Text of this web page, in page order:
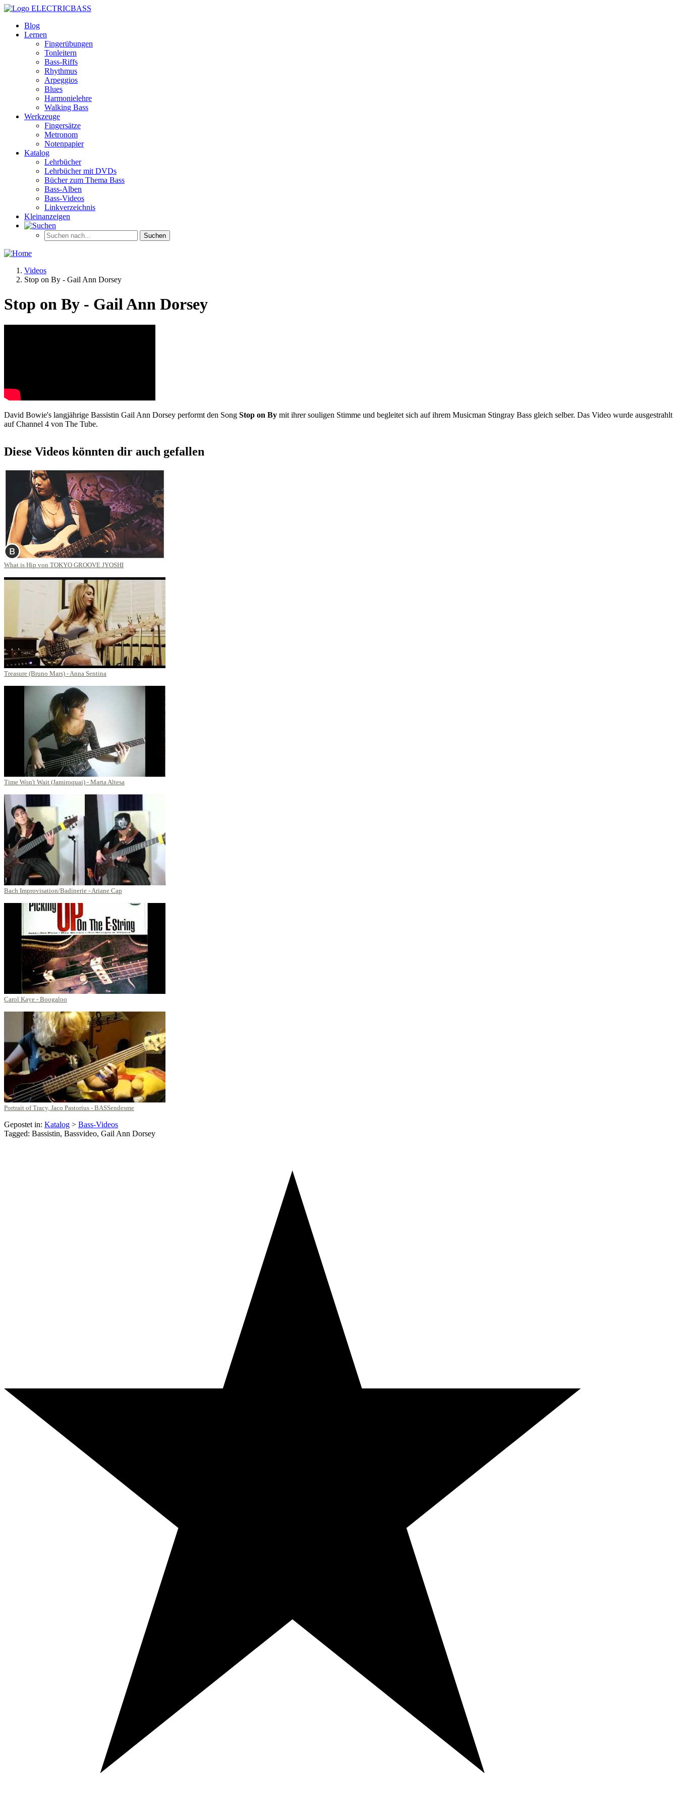
ELECTRICBASS
Blog
Lernen
Fingerübungen
Tonleitern
Bass-Riffs
Rhythmus
Arpeggios
Blues
Harmonielehre
Walking Bass
Werkzeuge
Fingersätze
Metronom
Notenpapier
Katalog
Lehrbücher
Lehrbücher mit DVDs
Bücher zum Thema Bass
Bass-Alben
Bass-Videos
Linkverzeichnis
Kleinanzeigen
Videos
Stop on By - Gail Ann Dorsey
Stop on By - Gail Ann Dorsey
David Bowie's langjährige Bassistin Gail Ann Dorsey performt den Song Stop on By mit ihrer souligen Stimme und begleitet sich auf ihrem Musicman Stingray Bass gleich selber. Das Video wurde ausgestrahlt
auf Channel 4 von The Tube.
Diese Videos könnten dir auch gefallen
What is Hip von TOKYO GROOVE JYOSHI
Treasure (Bruno Mars) - Anna Sentina
Time Won't Wait (Jamiroquai) - Marta Altesa
Bach Improvisation/Badinerie - Ariane Cap
Carol Kaye - Boogaloo
Portrait of Tracy, Jaco Pastorius - BASSendesme
Gepostet in: Katalog > Bass-Videos
Tagged: Bassistin, Bassvideo, Gail Ann Dorsey